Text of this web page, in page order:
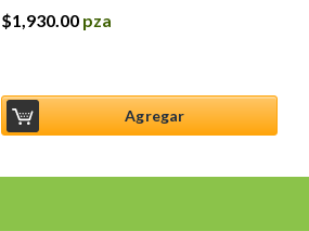
$1,930.00 pza
Agregar